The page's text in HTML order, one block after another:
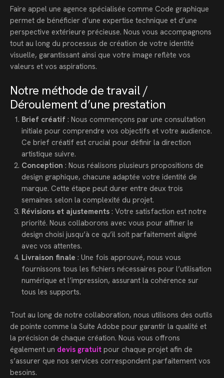
Faire appel une agence spécialisée comme Code graphique
permet de bénéficier d’une expertise technique et d’une
perspective extérieure précieuse. Nous vous accompagnons
tout au long du processus de création de votre identité
visuelle, garantissant ainsi que votre image reflète vos
valeurs et vos aspirations.
Notre méthode de travail /
Déroulement d’une prestation
Brief créatif : Nous commençons par une consultation
initiale pour comprendre vos objectifs et votre audience.
Ce brief créatif est crucial pour définir la direction
artistique suivre.
Conception : Nous réalisons plusieurs propositions de
design graphique, chacune adaptée votre identité de
marque. Cette étape peut durer entre deux trois
semaines selon la complexité du projet.
Révisions et ajustements: Votre satisfaction est notre
priorité. Nous collaborons avec vous pour affiner le
design choisi jusqu’à ce qu’il soit parfaitement aligné
avec vos attentes.
Livraison finale : Une fois approuvé, nous vous
fournissons tous les fichiers nécessaires pour l’utilisation
numérique et l’impression, assurant la cohérence sur
tous les supports.
Tout au long de notre collaboration, nous utilisons des outils
de pointe comme la Suite Adobe pour garantir la qualité et
la précision de chaque création. Nous vous offrons
également un devis gratuit pour chaque projet afin de
s’assurer que nos services correspondent parfaitement vos
besoins.